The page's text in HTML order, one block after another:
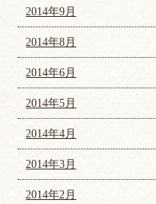
2014年9月
2014年8月
2014年6月
2014年5月
2014年4月
2014年3月
2014年2月